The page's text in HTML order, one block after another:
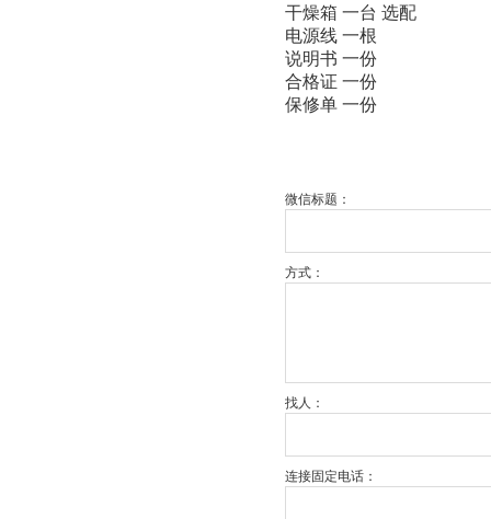
干燥箱 一台 选配
电源线 一根
说明书 一份
合格证 一份
保修单 一份
微信标题：
方式：
找人：
连接固定电话：